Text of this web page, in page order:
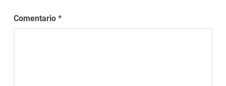
Comentario*